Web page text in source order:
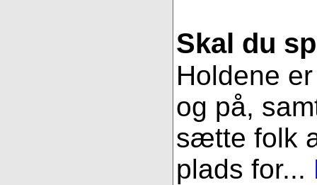
Skal du
Holdene
og på,
sætte folk
plads for...